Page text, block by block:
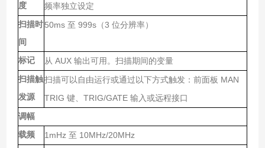
度
频率独立设定
扫描时
间
50ms 至 999s（3 位分辨率）
标记 从 AUX 输出可用。扫描期间的变量
扫描触
发源
扫描可以自由运行或通过以下方式触发：前面板 MAN
TRIG 键、 TRIG/GATE 输入或远程接口
调幅
载频 1mHz 至 10MHz/20MHz